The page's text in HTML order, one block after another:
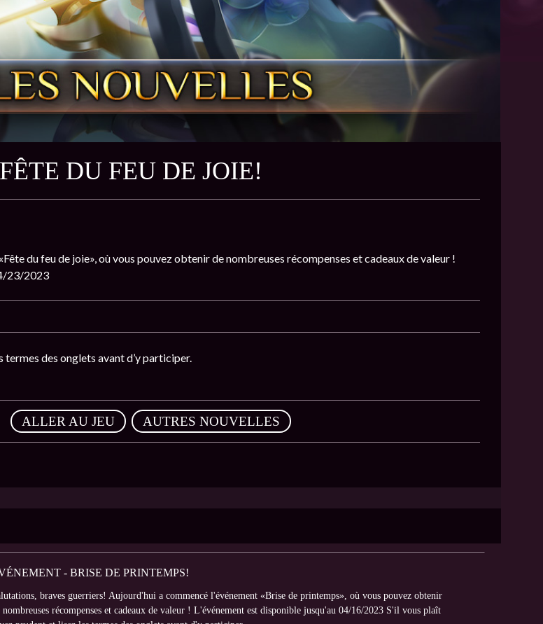
DU FEU DE JOIE!
du feu de joie», où vous pouvez obtenir de nombreuses récompenses et cadeaux de valeur !
23/2023
termes des onglets avant d’y participer.
ALLER AU JEU , AUTRES NOUVELLES
- BRISE DE PRINTEMPS!
braves guerriers! Aujourd'hui a commencé l'événement «Brise de printemps», où vous pouvez obtenir
nombreuses récompenses et cadeaux de valeur ! L'événement est disponible jusqu'au 04/16/2023 S'il vous plaît